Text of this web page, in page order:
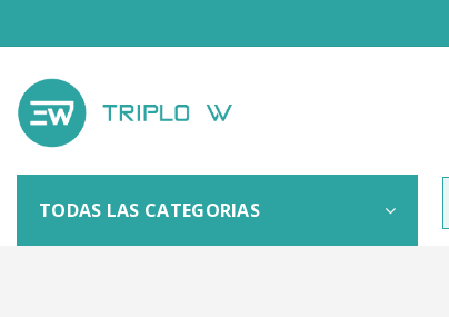
TODAS LAS CATEGORIAS